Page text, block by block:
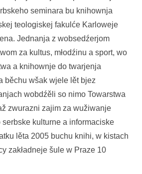
seminara bu knihownja
teologiskej fakulće Karloweje
Jednanja z wobsedźerjom
za kultus, młodźinu a sport, wo
a knihownje do twarjenja
běchu wšak wjele lět bjez
wobdźěli so nimo Towarstwa
zwurazni zajim za wužiwanje
kulturne a informaciske
lěta 2005 buchu knihi, w kistach
zakładneje šule w Praze 10